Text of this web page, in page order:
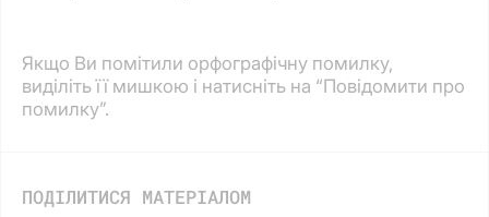
Якщо Ви помітили орфографічну помилку,
виділіть її мишкою і натисніть на “Повідомити про
помилку”.
ПОДІЛИТИСЯ МАТЕРІАЛОМ